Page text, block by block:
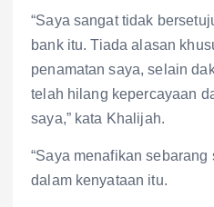
“Saya sangat tidak
bank itu. Tiada alasan
penamatan saya, selain
telah hilang kepercayaan
saya,” kata Khalijah.
“Saya menafikan sebarang
dalam kenyataan itu.